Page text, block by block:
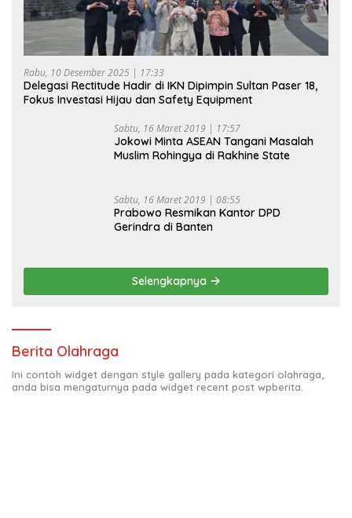
Rabu, 10 Desember 2025 | 17:33
Delegasi Rectitude Hadir di IKN Dipimpin Sultan Paser 18,
Fokus Investasi Hijau dan Safety Equipment
Sabtu, 16 Maret 2019 | 17:57
Jokowi Minta ASEAN Tangani Masalah
Muslim Rohingya di Rakhine State
Sabtu, 16 Maret 2019 | 08:55
Prabowo Resmikan Kantor DPD
Gerindra di Banten
Selengkapnya
Berita Olahraga
Ini contoh widget dengan style gallery pada kategori olahraga,
anda bisa mengaturnya pada widget recent post wpberita.